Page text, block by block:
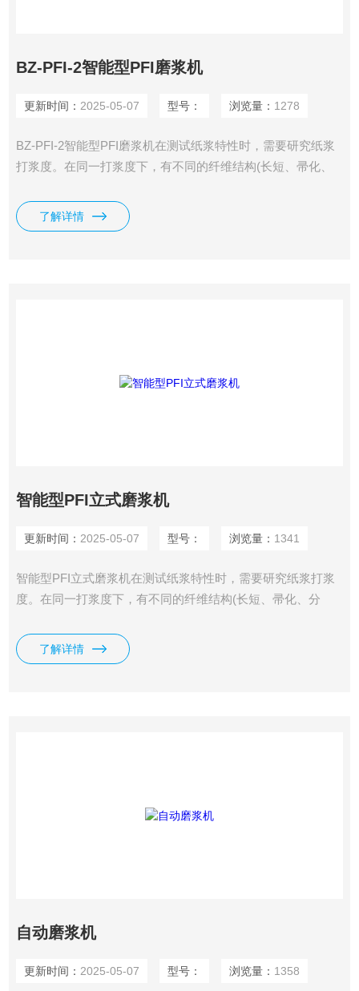
BZ-PFI-2智能型PFI磨浆机
更新时间： 2025-05-07 型号： 浏览量： 1278
BZ-PFI-2智能型PFI磨浆机在测试纸浆特性时，需要研究纸浆
打浆度。在同一打浆度下，有不同的纤维结构(长短、帚化、
研究的一种实验室打浆设备。本仪器对式样浓度有广泛的适应
性，浆池内壁和飞刀的间隙有较大的可调性，优于其他同类设
了解详情
智能型PFI立式磨浆机
更新时间： 2025-05-07 型号： 浏览量： 1341
智能型PFI立式磨浆机在测试纸浆特性时，需要研究纸浆打浆
度。在同一打浆度下，有不同的纤维结构(长短、帚化、分
究的一种实验室打浆设备。本仪器对式样浓度有广泛的适应
性，浆池内壁和飞刀的间隙有较大的可调性，优于其他同类设
了解详情
自动磨浆机
更新时间： 2025-05-07 型号： 浏览量： 1358